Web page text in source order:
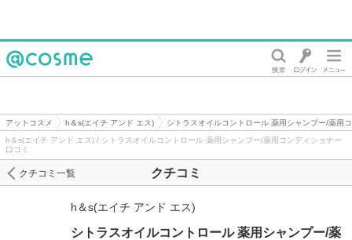
アットコスメ h＆s(エイチ アンド エス)
シトラスオイルコントロール 薬用シャンプー/薬用
h＆s(エイチ アンド エス) / シトラスオイルコントロール 薬用シャンプー/薬用コンディショナー
口コミ
クチコミ
クチコミ一覧
h＆s(エイチ アンド エス)
シトラスオイルコントロール 薬用シャンプー/薬